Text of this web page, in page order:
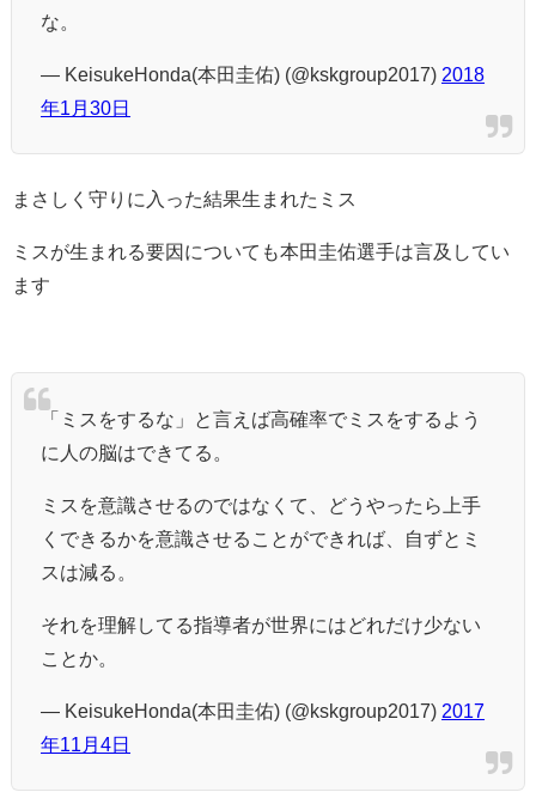
な。
— KeisukeHonda(本田圭佑) (@kskgroup2017) 2018
年1月30日
まさしく守りに入った結果生まれたミス
ミスが生まれる要因についても本田圭佑選手は言及してい
ます
「ミスをするな」と言えば高確率でミスをするよう
に人の脳はできてる。
ミスを意識させるのではなくて、どうやったら上手
くできるかを意識させることができれば、自ずとミ
スは減る。
それを理解してる指導者が世界にはどれだけ少ない
ことか。
— KeisukeHonda(本田圭佑) (@kskgroup2017) 2017
年11月4日